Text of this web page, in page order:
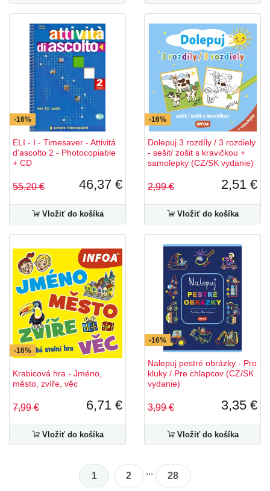
-16%
ELI - I - Timesaver - Attivitá
d’ascolto 2 - Photocopiable
+ CD
55,20 € 46,37 €
Vložiť do košíka
-16%
Dolepuj 3 rozdíly / 3 rozdiely
- sešit/ zošit s kravičkou +
samolepky (CZ/SK vydanie)
2,99 € 2,51 €
Vložiť do košíka
-16%
Krabicová hra - Jméno,
město, zvíře, věc
7,99 € 6,71 €
Vložiť do košíka
-16%
Nalepuj pestré obrázky - Pro
kluky / Pre chlapcov (CZ/SK
vydanie)
3,99 € 3,35 €
Vložiť do košíka
1 2 ... 28